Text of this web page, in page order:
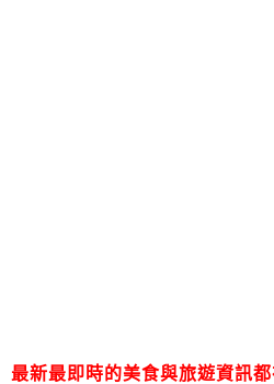
最新最即時的美食與旅遊資訊